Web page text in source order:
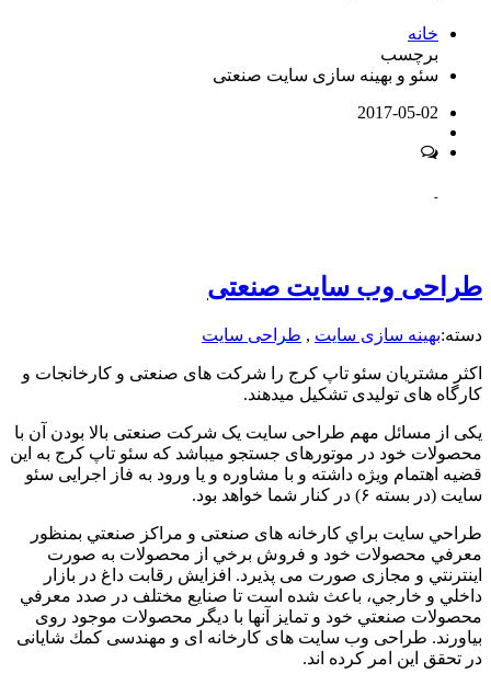
خانه
برچسب
سئو و بهینه سازی سایت صنعتی
2017-05-02
-
طراحی وب سایت صنعتی
دسته:بهینه سازی سایت , طراحی سایت
اکثر مشتریان سئو تاپ کرج را شرکت های صنعتی و کارخانجات و
کارگاه های تولیدی تشکیل میدهند.
یکی از مسائل مهم طراحی سایت یک شرکت صنعتی بالا بودن آن با
محصولات خود در موتورهای جستجو میباشد که سئو تاپ کرج به این
قضیه اهتمام ویژه داشته و با مشاوره و یا ورود به فاز اجرایی سئو
سایت (در بسته ۶) در کنار شما خواهد بود.
طراحي سايت براي كارخانه های صنعتی و مراكز صنعتي بمنظور
معرفي محصولات خود و فروش برخي از محصولات به صورت
اينترنتي و مجازی صورت می پذیرد. افزايش رقابت داغ در بازار
داخلي و خارجي، باعث شده است تا صنايع مختلف در صدد معرفي
محصولات صنعتي خود و تمايز آنها با ديگر محصولات موجود روی
بیاورند. طراحی وب سایت های کارخانه ای و مهندسی كمك شایانی
در تحقق اين امر كرده اند.